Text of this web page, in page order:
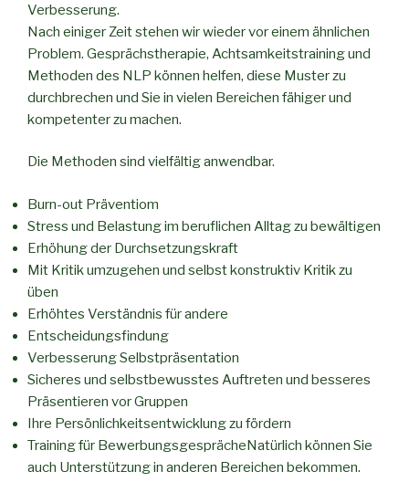
Verbesserung.
Nach einiger Zeit stehen wir wieder vor einem ähnlichen
Problem. Gesprächstherapie, Achtsamkeitstraining und
Methoden des NLP können helfen, diese Muster zu
durchbrechen und Sie in vielen Bereichen fähiger und
kompetenter zu machen.
Die Methoden sind vielfältig anwendbar.
Burn-out Präventiom
Stress und Belastung im beruflichen Alltag zu bewältigen
Erhöhung der Durchsetzungskraft
Mit Kritik umzugehen und selbst konstruktiv Kritik zu
üben
Erhöhtes Verständnis für andere
Entscheidungsfindung
Verbesserung Selbstpräsentation
Sicheres und selbstbewusstes Auftreten und besseres
Präsentieren vor Gruppen
Ihre Persönlichkeitsentwicklung zu fördern
Training für BewerbungsgesprächeNatürlich können Sie
auch Unterstützung in anderen Bereichen bekommen.